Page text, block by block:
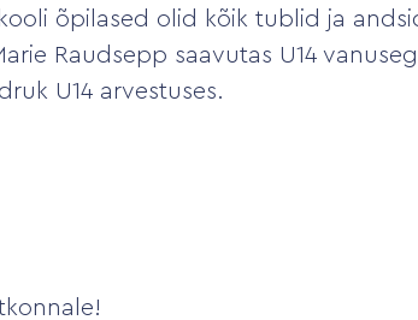
õpilased olid kõik tublid ja
Raudsepp saavutas U14
U14 arvestuses.